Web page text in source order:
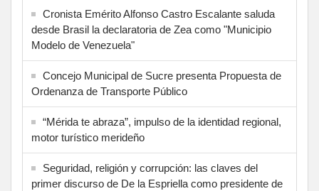
Cronista Emérito Alfonso Castro Escalante saluda
desde Brasil la declaratoria de Zea como "Municipio
Modelo de Venezuela"
Concejo Municipal de Sucre presenta Propuesta de
Ordenanza de Transporte Público
“Mérida te abraza”, impulso de la identidad regional,
motor turístico merideño
Seguridad, religión y corrupción: las claves del
primer discurso de De la Espriella como presidente de